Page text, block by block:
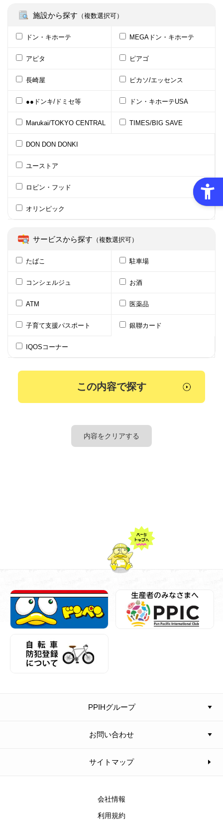
施設から探す （複数選択可）
ドン・キホーテ MEGAドン・キホーテ
アピタ ピアゴ
長崎屋 ピカソ/エッセンス
●●ドンキ/ドミセ等 ドン・キホーテUSA
Marukai/TOKYO CENTRAL TIMES/BIG SAVE
DON DON DONKI
ユーストア
ロビン・フッド
オリンピック
サービスから探す （複数選択可）
たばこ 駐車場
コンシェルジュ お酒
ATM 医薬品
子育て支援パスポート 銀聯カード
IQOSコーナー
PPIHグループ
お問い合わせ
サイトマップ
会社情報
利用規約